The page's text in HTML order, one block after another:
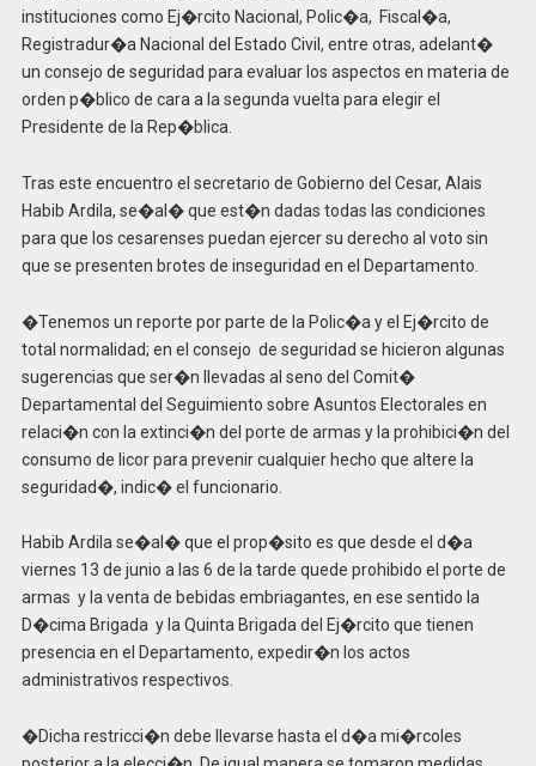
instituciones como Ej�rcito Nacional, Polic�a, Fiscal�a,
Registradur�a Nacional del Estado Civil, entre otras, adelant�
un consejo de seguridad para evaluar los aspectos en materia de
orden p�blico de cara a la segunda vuelta para elegir el
Presidente de la Rep�blica.
Tras este encuentro el secretario de Gobierno del Cesar, Alais
Habib Ardila, se�al� que est�n dadas todas las condiciones
para que los cesarenses puedan ejercer su derecho al voto sin
que se presenten brotes de inseguridad en el Departamento.
�Tenemos un reporte por parte de la Polic�a y el Ej�rcito de
total normalidad; en el consejo de seguridad se hicieron algunas
sugerencias que ser�n llevadas al seno del Comit�
Departamental del Seguimiento sobre Asuntos Electorales en
relaci�n con la extinci�n del porte de armas y la prohibici�n del
consumo de licor para prevenir cualquier hecho que altere la
seguridad�, indic� el funcionario.
Habib Ardila se�al� que el prop�sito es que desde el d�a
viernes 13 de junio a las 6 de la tarde quede prohibido el porte de
armas y la venta de bebidas embriagantes, en ese sentido la
D�cima Brigada y la Quinta Brigada del Ej�rcito que tienen
presencia en el Departamento, expedir�n los actos
administrativos respectivos.
�Dicha restricci�n debe llevarse hasta el d�a mi�rcoles